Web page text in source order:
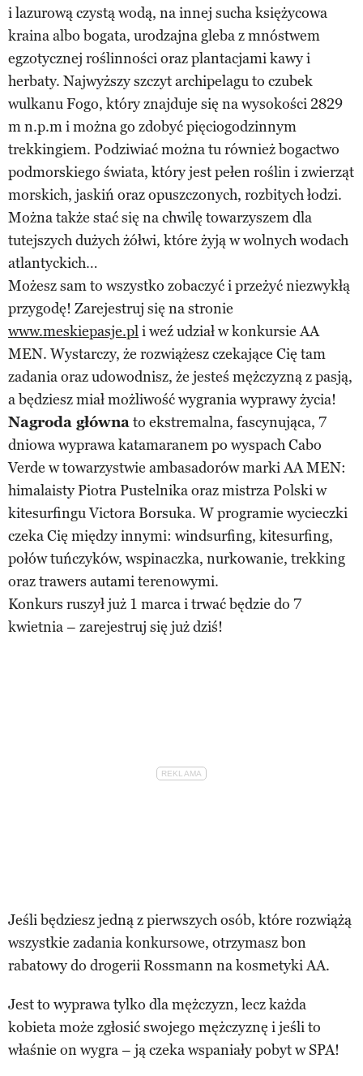
i lazurową czystą wodą, na innej sucha księżycowa
kraina albo bogata, urodzajna gleba z mnóstwem
egzotycznej roślinności oraz plantacjami kawy i
herbaty. Najwyższy szczyt archipelagu to czubek
wulkanu Fogo, który znajduje się na wysokości 2829
m n.p.m i można go zdobyć pięciogodzinnym
trekkingiem. Podziwiać można tu również bogactwo
podmorskiego świata, który jest pełen roślin i zwierząt
morskich, jaskiń oraz opuszczonych, rozbitych łodzi.
Można także stać się na chwilę towarzyszem dla
tutejszych dużych żółwi, które żyją w wolnych wodach
atlantyckich…
Możesz sam to wszystko zobaczyć i przeżyć niezwykłą
przygodę! Zarejestruj się na stronie
www.meskiepasje.pli weź udział w konkursie AA
MEN. Wystarczy, że rozwiążesz czekające Cię tam
zadania oraz udowodnisz, że jesteś mężczyzną z pasją,
a będziesz miał możliwość wygrania wyprawy życia!
Nagroda głównato ekstremalna, fascynująca, 7
dniowa wyprawa katamaranem po wyspach Cabo
Verde w towarzystwie ambasadorów marki AA MEN:
himalaisty Piotra Pustelnika oraz mistrza Polski w
kitesurfingu Victora Borsuka. W programie wycieczki
czeka Cię między innymi: windsurfing, kitesurfing,
połów tuńczyków, wspinaczka, nurkowanie, trekking
oraz trawers autami terenowymi.
Konkurs ruszył już 1 marca i trwać będzie do 7
kwietnia – zarejestruj się już dziś!
Jeśli będziesz jedną z pierwszych osób, które rozwiążą
wszystkie zadania konkursowe, otrzymasz bon
rabatowy do drogerii Rossmann na kosmetyki AA.
Jest to wyprawa tylko dla mężczyzn, lecz każda
kobieta może zgłosić swojego mężczyznę i jeśli to
właśnie on wygra – ją czeka wspaniały pobyt w SPA!